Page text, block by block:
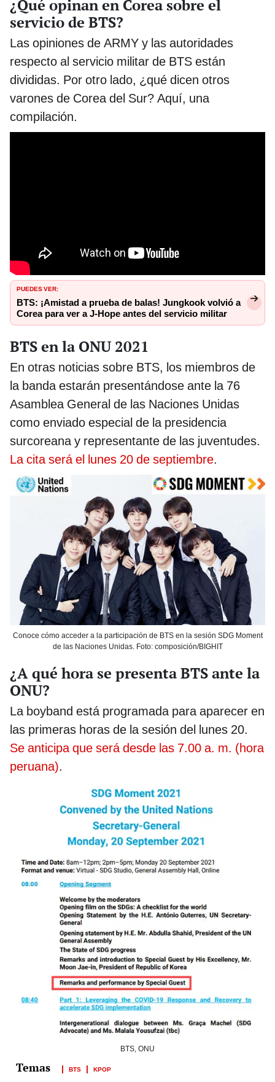
¿Qué opinan en Corea sobre el
servicio de BTS?
Las opiniones de ARMY y las autoridades
respecto al servicio militar de BTS están
divididas. Por otro lado, ¿qué dicen otros
varones de Corea del Sur? Aquí, una
compilación.
PUEDES VER:
BTS: ¡Amistad a prueba de balas! Jungkook volvió a
Corea para ver a J-Hope antes del servicio militar
BTS en la ONU 2021
En otras noticias sobre BTS, los miembros de
la banda estarán presentándose ante la 76
Asamblea General de las Naciones Unidas
como enviado especial de la presidencia
surcoreana y representante de las juventudes.
La cita será el lunes 20 de septiembre.
Conoce cómo acceder a la participación de BTS en la sesión SDG Moment
de las Naciones Unidas. Foto: composición/BIGHIT
¿A qué hora se presenta BTS ante la
ONU?
La boyband está programada para aparecer en
las primeras horas de la sesión del lunes 20.
Se anticipa que será desde las 7.00 a. m. (hora
peruana).
BTS, ONU
BTS KPOP